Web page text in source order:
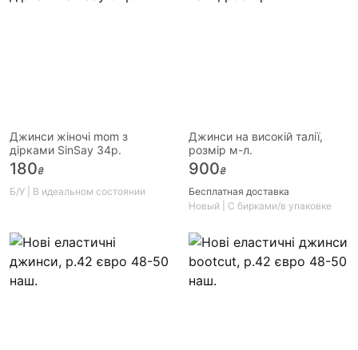
Джинси жіночі mom з
дірками SinSay 34р.
180₴
Б/У | В идеальном состоянии
Джинси на високій талії,
розмір м-л.
900₴
Бесплатная доставка
Новый | С бирками/в упаковке